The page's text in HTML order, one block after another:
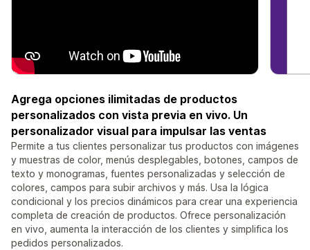
Agrega opciones ilimitadas de productos
personalizados con vista previa en vivo. Un
personalizador visual para impulsar las ventas
Permite a tus clientes personalizar tus productos con imágenes
y muestras de color, menús desplegables, botones, campos de
texto y monogramas, fuentes personalizadas y selección de
colores, campos para subir archivos y más. Usa la lógica
condicional y los precios dinámicos para crear una experiencia
completa de creación de productos. Ofrece personalización
en vivo, aumenta la interacción de los clientes y simplifica los
pedidos personalizados.